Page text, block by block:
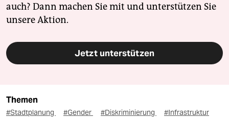
auch? Dann machen Sie mit und unterstützen Sie
unsere Aktion.
Jetzt unterstützen
Themen
#Stadtplanung #Gender #Diskriminierung
#Infrastruktur